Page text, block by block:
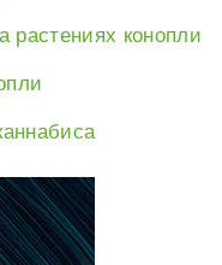
растениях конопли